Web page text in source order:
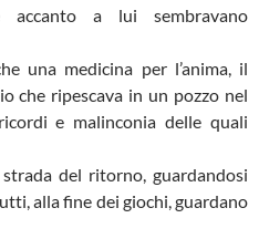
accanto a lui sembravano
una medicina per l’anima, il
che ripescava in un pozzo nel
e malinconia delle quali
del ritorno, guardandosi
alla fine dei giochi, guardano